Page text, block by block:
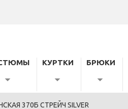
КУРТКИ БРЮКИ
370Б СТРЕЙЧ SILVER